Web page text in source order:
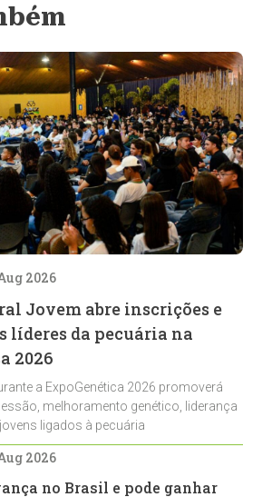
2026
Jovem abre inscrições e
líderes da pecuária na
2026
a ExpoGenética 2026 promoverá
melhoramento genético, liderança
ligados à pecuária
2026
no Brasil e pode ganhar